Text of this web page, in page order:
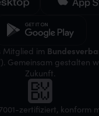
zertifiziert, konform
Mitglied im
Gemeinsam gestalten
Zukunft.